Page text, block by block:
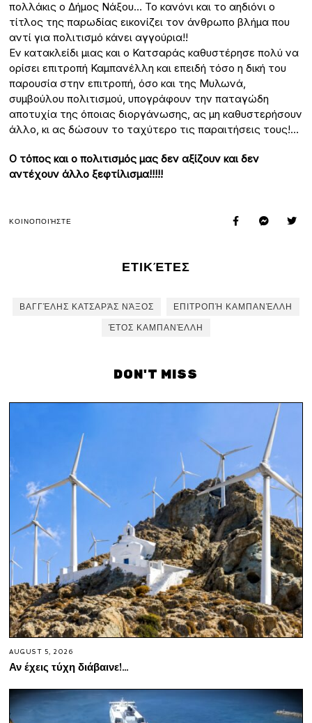
πολλάκις ο Δήμος Νάξου… Το κανόνι και το αηδιόνι ο
τίτλος της παρωδίας εικονίζει τον άνθρωπο βλήμα που
αντί για πολιτισμό κάνει αγγούρια!!
Εν κατακλείδι μιας και ο Κατσαράς καθυστέρησε πολύ να
ορίσει επιτροπή Καμπανέλλη και επειδή τόσο η δική του
παρουσία στην επιτροπή, όσο και της Μυλωνά,
συμβούλου πολιτισμού, υπογράφουν την παταγώδη
αποτυχία της όποιας διοργάνωσης, ας μη καθυστερήσουν
άλλο, κι ας δώσουν το ταχύτερο τις παραιτήσεις τους!…
Ο τόπος και ο πολιτισμός μας δεν αξίζουν και δεν
αντέχουν άλλο ξεφτίλισμα!!!!!
ΚΟΙΝΟΠΟΙΉΣΤΕ
ΕΤΙΚΈΤΕΣ
ΒΑΓΓΈΛΗΣ ΚΑΤΣΑΡΆΣ ΝΆΞΟΣ
ΕΠΙΤΡΟΠΉ ΚΑΜΠΑΝΈΛΛΗ
ΈΤΟΣ ΚΑΜΠΑΝΈΛΛΗ
DON'T MISS
AUGUST 5, 2026
Αν έχεις τύχη διάβαινε!…